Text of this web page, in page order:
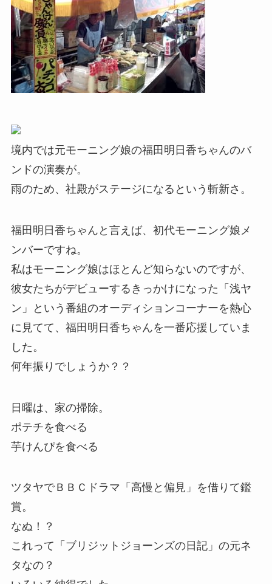
境内では元モーニング娘の福田明日香ちゃんのバ
ンドの演奏が。
雨のため、社殿がステージになるという斬新さ。
福田明日香ちゃんと言えば、初代モーニング娘メ
ンバーですね。
私はモーニング娘はほとんど知らないのですが、
彼女たちがデビューするきっかけになった「浅ヤ
ン」という番組のオーディションコーナーを熱心
に見てて、福田明日香ちゃんを一番応援していま
した。
何年振りでしょうか？？
日曜は、家の掃除。
ポテチを食べる
芋けんぴを食べる
ツタヤでＢＢＣドラマ「高慢と偏見」を借りて鑑
賞。
なぬ！？
これって「ブリジットジョーンズの日記」の元ネ
タなの？